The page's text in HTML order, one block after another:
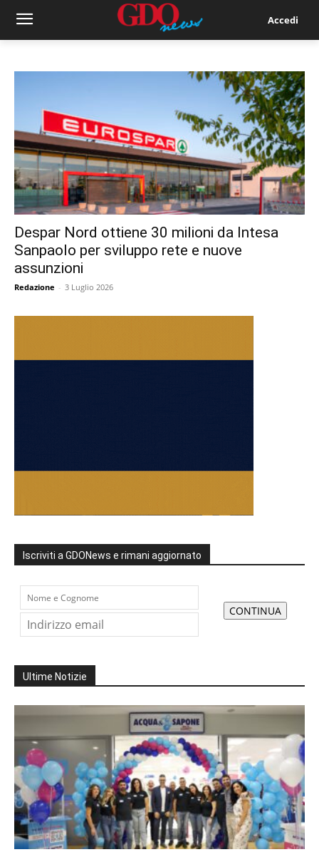
Accedi
Despar Nord ottiene 30 milioni da Intesa
Sanpaolo per sviluppo rete e nuove
assunzioni
Redazione - 3 Luglio 2026
Iscriviti a GDONews e rimani aggiornato
Ultime Notizie